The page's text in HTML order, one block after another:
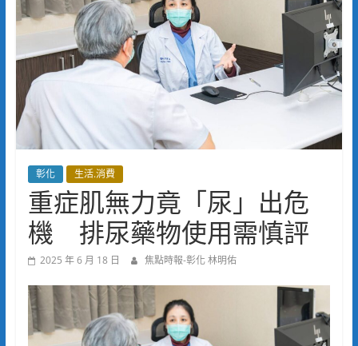
彰化 生活.消費
重症肌無力竟「尿」出危
機 排尿藥物使用需慎評
2025 年 6 月 18 日 焦點時報-彰化 林明佑